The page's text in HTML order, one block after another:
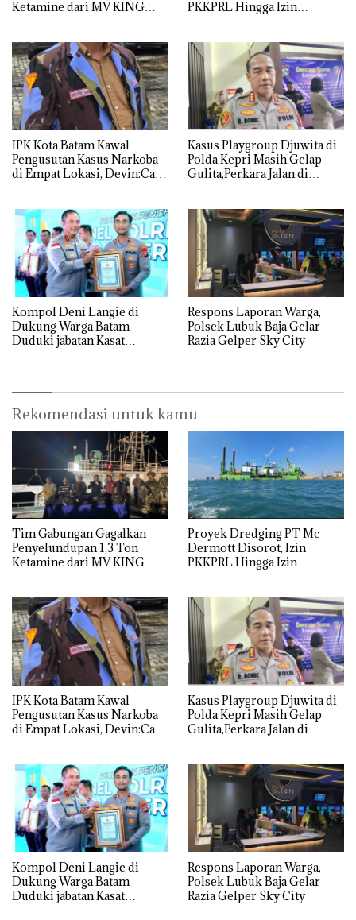
Ketamine dari MV KING
PKKPRL Hingga Izin
IPK Kota Batam Kawal
Pengusutan Kasus Narkoba
di Empat Lokasi, Devin:Cari
Kasus Playgroup Djuwita di
Polda Kepri Masih Gelap
Gulita,Perkara Jalan di
Kompol Deni Langie di
Dukung Warga Batam
Duduki jabatan Kasat
Respons Laporan Warga,
Polsek Lubuk Baja Gelar
Razia Gelper Sky City
Rekomendasi untuk kamu
Tim Gabungan Gagalkan
Penyelundupan 1,3 Ton
Ketamine dari MV KING
Proyek Dredging PT Mc
Dermott Disorot, Izin
PKKPRL Hingga Izin
IPK Kota Batam Kawal
Pengusutan Kasus Narkoba
di Empat Lokasi, Devin:Cari
Kasus Playgroup Djuwita di
Polda Kepri Masih Gelap
Gulita,Perkara Jalan di
Kompol Deni Langie di
Dukung Warga Batam
Duduki jabatan Kasat
Respons Laporan Warga,
Polsek Lubuk Baja Gelar
Razia Gelper Sky City